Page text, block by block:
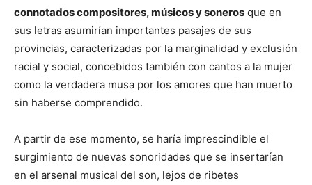
connotados compositores, músicos y soneros que en
sus letras asumirían importantes pasajes de sus
provincias, caracterizadas por la marginalidad y exclusión
racial y social, concebidos también con cantos a la mujer
como la verdadera musa por los amores que han muerto
sin haberse comprendido.
A partir de ese momento, se haría imprescindible el
surgimiento de nuevas sonoridades que se insertarían
en el arsenal musical del son, lejos de ribetes